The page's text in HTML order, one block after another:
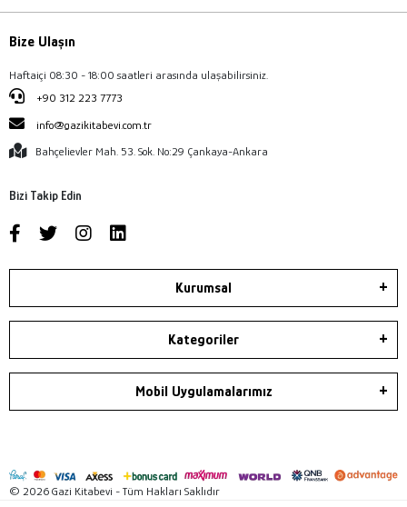
Bize Ulaşın
Haftaiçi 08:30 - 18:00 saatleri arasında ulaşabilirsiniz.
+90 312 223 7773
info@gazikitabevi.com.tr
Bahçelievler Mah. 53. Sok. No:29 Çankaya-Ankara
Bizi Takip Edin
Kurumsal
Kategoriler
Mobil Uygulamalarımız
© 2026 Gazi Kitabevi - Tüm Hakları Saklıdır